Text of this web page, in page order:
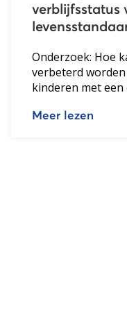
verblijfsstatus
Onderzoek: Hoe
verbeterd
kinderen met een
Meer lezen